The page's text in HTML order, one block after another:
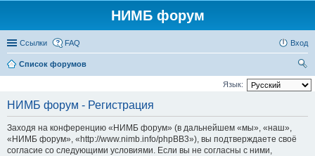
НИМБ форум
Ссылки FAQ Вход
Список форумов
ои
Язык:
НИМБ форум - Регистрация
Заходя на конференцию «НИМБ форум» (в дальнейшем «мы», «наш»,
«НИМБ форум», «http://www.nimb.info/phpBB3»), вы подтверждаете своё
согласие со следующими условиями. Если вы не согласны с ними,